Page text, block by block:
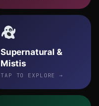
Supernatural &
Mistis
TAP TO EXPLORE →